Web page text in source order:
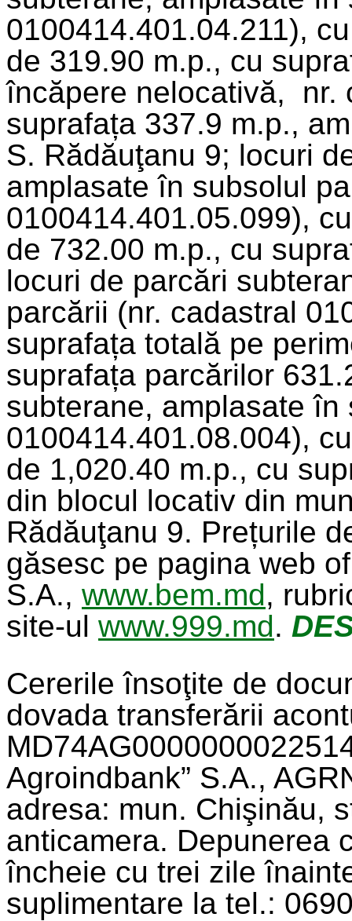
0100414.401.04.211),
de 319.90 m.p., cu
încăpere nelocativă, nr.
suprafața 337.9 m.p.,
S. Rădăuţanu 9; locuri
amplasate în subsolul
0100414.401.05.099),
de 732.00 m.p., cu
locuri de parcări
parcării (nr. cadastral
suprafața totală pe
suprafața parcărilor
subterane, amplasate
0100414.401.08.004),
de 1,020.40 m.p., cu
din blocul locativ din
Rădăuţanu 9. Prețurile
găsesc pe pagina web
S.A., www.bem.md,
site-ul www.999.md.
Cererile însoţite de
dovada transferării
Agroindbank” S.A.,
adresa: mun. Chişinău,
anticamera. Depunerea
încheie cu trei zile
suplimentare la tel.: